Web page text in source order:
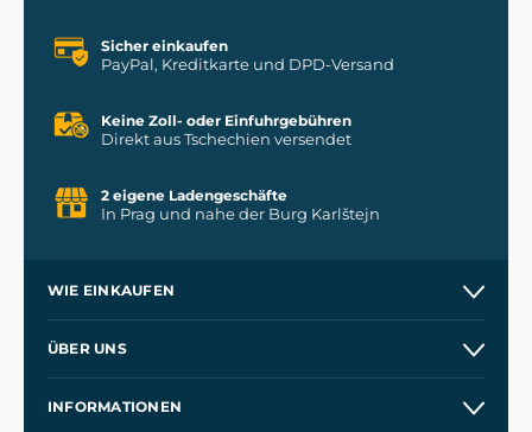
Sicher einkaufen
PayPal, Kreditkarte und DPD-Versand
Keine Zoll- oder Einfuhrgebühren
Direkt aus Tschechien versendet
2 eigene Ladengeschäfte
In Prag und nahe der Burg Karlštejn
WIE EINKAUFEN
Kontakt
ÜBER UNS
INFORMATIONEN